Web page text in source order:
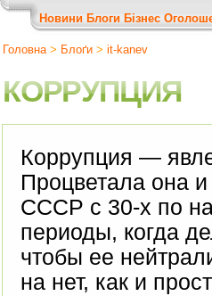
Новини Блоги Бізнес
Головна> Блоґи > it-kanev
КОРРУПЦИЯ
Коррупция —
Процветала она
СССР с 30-х по
периоды, когда
чтобы ее
на нет, как и